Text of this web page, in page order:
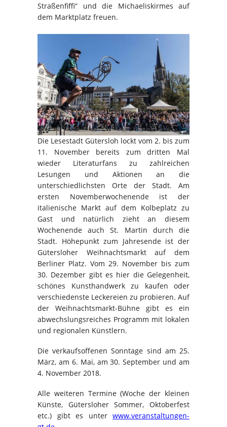
Straßenfiffi“ und die Michaeliskirmes auf
dem Marktplatz freuen.
Die Lesestadt Gütersloh lockt vom 2. bis zum
11. November bereits zum dritten Mal
wieder Literaturfans zu zahlreichen
Lesungen und Aktionen an die
unterschiedlichsten Orte der Stadt. Am
ersten Novemberwochenende ist der
italienische Markt auf dem Kolbeplatz zu
Gast und natürlich zieht an diesem
Wochenende auch St. Martin durch die
Stadt. Höhepunkt zum Jahresende ist der
Gütersloher Weihnachtsmarkt auf dem
Berliner Platz. Vom 29. November bis zum
30. Dezember gibt es hier die Gelegenheit,
schönes Kunsthandwerk zu kaufen oder
verschiedenste Leckereien zu probieren. Auf
der Weihnachtsmarkt-Bühne gibt es ein
abwechslungsreiches Programm mit lokalen
und regionalen Künstlern.
Die verkaufsoffenen Sonntage sind am 25.
März, am 6. Mai, am 30. September und am
4. November 2018.
Alle weiteren Termine (Woche der kleinen
Künste, Gütersloher Sommer, Oktoberfest
etc.) gibt es unter www.veranstaltungen-